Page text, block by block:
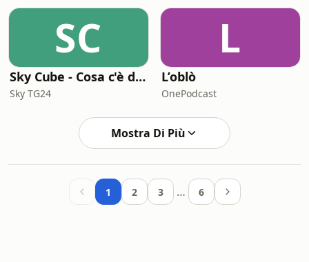
SC
Sky Cube - Cosa c'è da sapere
Sky TG24
L
L’oblò
OnePodcast
Mostra Di Più
1 2 3 … 6